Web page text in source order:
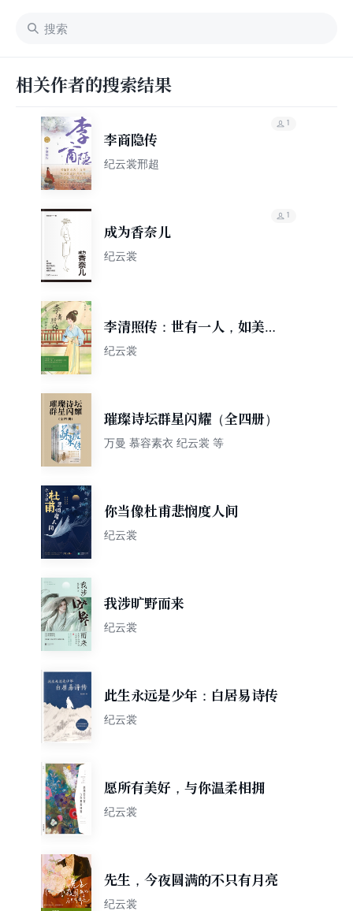
相关作者的搜索结果
李商隐传
纪云裳邢超
1
成为香奈儿
纪云裳
1
李清照传：世有一人，如美景
良辰
纪云裳
璀璨诗坛群星闪耀（全四册）
万曼 慕容素衣 纪云裳 等
你当像杜甫悲悯度人间
纪云裳
我涉旷野而来
纪云裳
此生永远是少年：白居易诗传
纪云裳
愿所有美好，与你温柔相拥
纪云裳
先生，今夜圆满的不只有月亮
纪云裳